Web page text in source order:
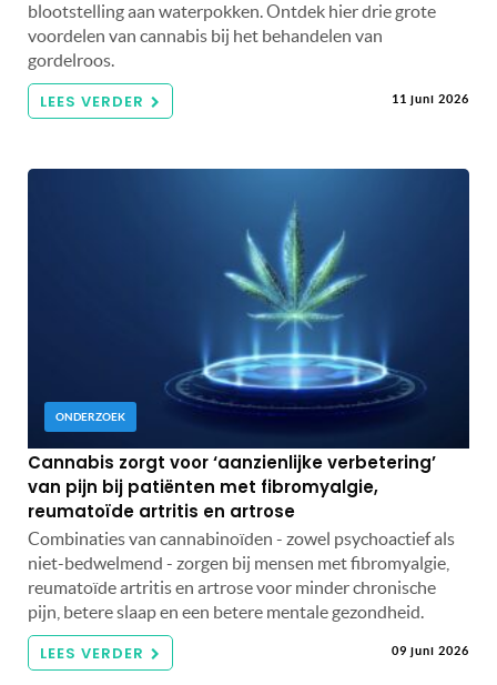
blootstelling aan waterpokken. Ontdek hier drie grote
voordelen van cannabis bij het behandelen van
gordelroos.
LEES VERDER 11 juni 2026
ONDERZOEK
Cannabis zorgt voor ‘aanzienlijke verbetering’
van pijn bij patiënten met fibromyalgie,
reumatoïde artritis en artrose
Combinaties van cannabinoïden - zowel psychoactief als
niet-bedwelmend - zorgen bij mensen met fibromyalgie,
reumatoïde artritis en artrose voor minder chronische
pijn, betere slaap en een betere mentale gezondheid.
LEES VERDER 09 juni 2026